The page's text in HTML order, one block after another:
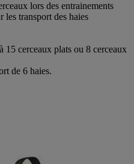
lors des entrainements
les transport des haies
15 cerceaux plats ou 8 cerceaux
de 6 haies.